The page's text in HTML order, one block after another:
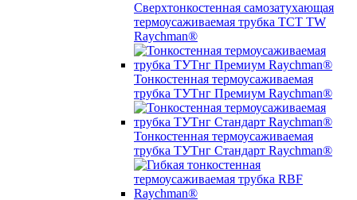
Сверхтонкостенная самозатухающая
термоусаживаемая трубка ТCT TW
Raychman®
Тонкостенная термоусаживаемая
трубка ТУТнг Премиум Raychman®
Тонкостенная термоусаживаемая
трубка ТУТнг Стандарт Raychman®